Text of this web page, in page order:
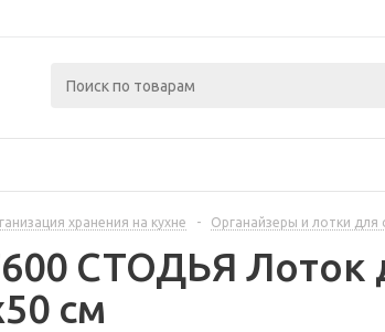
хранения на кухне - Органайзеры и лотки для
СТОДЬЯ
см